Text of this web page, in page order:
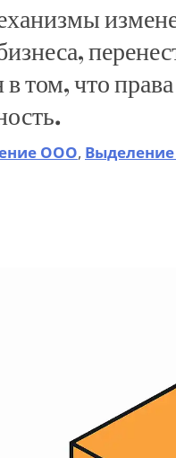
что
ООО,